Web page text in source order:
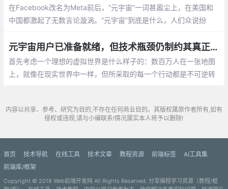
在Facebook改名为Meta前后，“元宇宙”一词甚嚣尘上，在美国和
中国都激起了无数言论漩涡。“元宇宙”到底是什么，人们众说纷
元宇宙用户已准备就绪，但技术瓶颈仍制约其真正“落地”
首先考虑一个理想的虚拟世界是什么样子的：数百万人在一张地图
上，就像在现实世界中一样，但所采取的每一个行动都是不可逆转
内容以共享、参考、研究为目的,不存在任何商业目的。其版权属原作者所有,如有
侵权或违规,请与小编联系!情况属实本人将予以删除!
首页 技术导航 在线工具 技术文章 教程资源 前端标签
AI工具集
前端库/框架